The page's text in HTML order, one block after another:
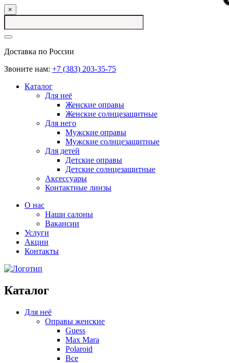
×
Доставка по России
Звоните нам: +7 (383) 203-35-75
Каталог
Для неё
Женские оправы
Женские солнцезащитные
Для него
Мужские оправы
Мужские солнцезащитные
Для детей
Детские оправы
Детские солнцезащитные
Аксессуары
Контактные линзы
О нас
Наши салоны
Вакансии
Услуги
Акции
Контакты
Каталог
Для неё
Оправы женские
Guess
Max Mara
Polaroid
Все